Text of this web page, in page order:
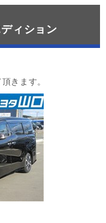
ィション
きます。